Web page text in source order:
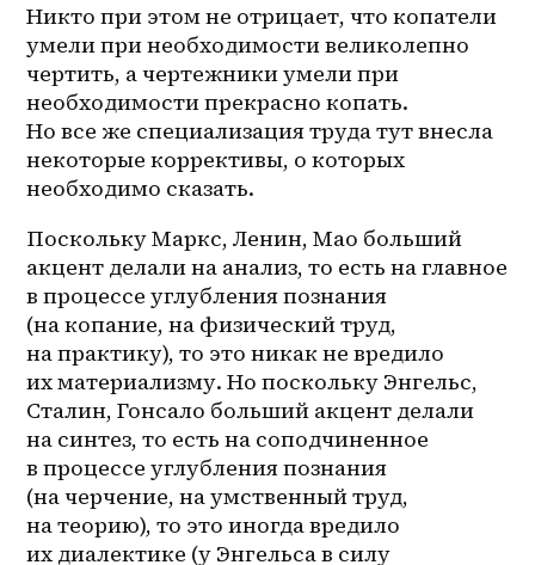
Никто при этом не отрицает, что копатели
умели при необходимости великолепно
чертить, а чертежники умели при
необходимости прекрасно копать.
Но все же специализация труда тут внесла
некоторые коррективы, о которых
необходимо сказать.
Поскольку Маркс, Ленин, Мао больший
акцент делали на анализ, то есть на главное
в процессе углубления познания
(на копание, на физический труд,
на практику), то это никак не вредило
их материализму. Но поскольку Энгельс,
Сталин, Гонсало больший акцент делали
на синтез, то есть на соподчиненное
в процессе углубления познания
(на черчение, на умственный труд,
на теорию), то это иногда вредило
их диалектике (у Энгельса в силу